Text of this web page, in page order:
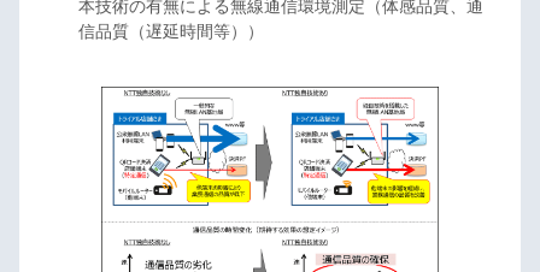
本技術の有無による無線通信環境測定（体感品質、通
信品質（遅延時間等））